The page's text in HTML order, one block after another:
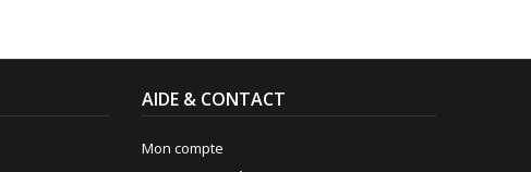
AIDE & CONTACT
Mon compte